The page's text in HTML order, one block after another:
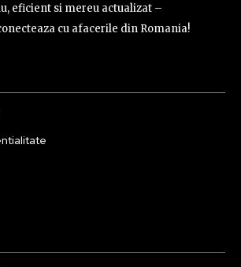
eficient si mereu actualizat –
cu afacerile din Romania!